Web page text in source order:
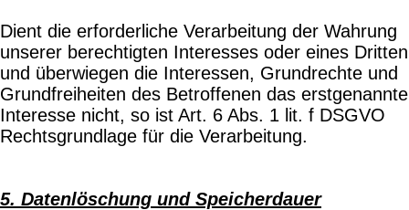
Dient die erforderliche Verarbeitung der Wahrung
unserer berechtigten Interesses oder eines Dritten
und überwiegen die Interessen, Grundrechte und
Grundfreiheiten des Betroffenen das erstgenannte
Interesse nicht, so ist Art. 6 Abs. 1 lit. f DSGVO
Rechtsgrundlage für die Verarbeitung.
5. Datenlöschung und Speicherdauer